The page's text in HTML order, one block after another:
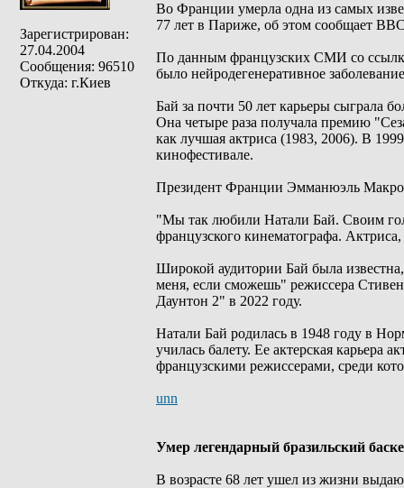
Зарегистрирован:
27.04.2004
Сообщения: 96510
Откуда: г.Киев
Во Франции умерла одна из самых
77 лет в Париже, об этом сообщает
По данным французских СМИ со
было нейродегенеративное
Бай за почти 50 лет карьеры сыграла
Она четыре раза получала премию
как лучшая актриса (1983, 2006). В
кинофестивале.
Президент Франции Эмманюэль
"Мы так любили Натали Бай. Своим
французского кинематографа.
Широкой аудитории Бай была
меня, если сможешь" режиссера
Даунтон 2" в 2022 году.
Натали Бай родилась в 1948 году в
училась балету. Ее актерская карьера
французскими режиссерами, среди
unn
Умер легендарный бразильский
В возрасте 68 лет ушел из жизни